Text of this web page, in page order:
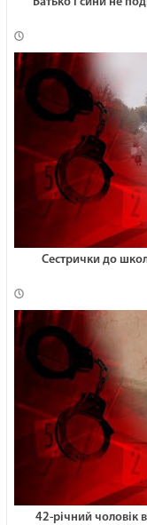
Сестрички до
42-річний чоловік